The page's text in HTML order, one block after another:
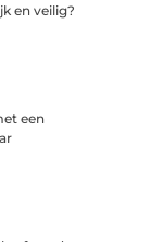
en veilig?
een